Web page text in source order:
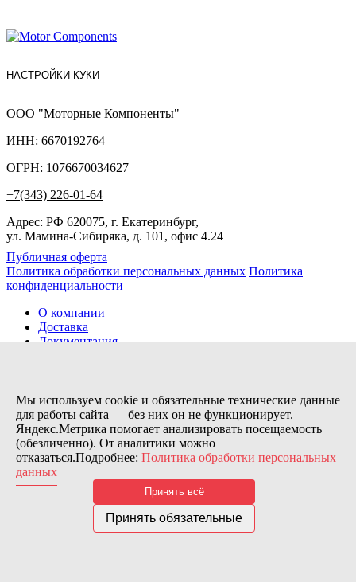
НАСТРОЙКИ КУКИ
ООО "Моторные Компоненты"
ИНН: 6670192764
ОГРН: 1076670034627
+7(343) 226-01-64
Адрес: РФ 620075, г. Екатеринбург,
ул. Мамина-Сибиряка, д. 101, офис 4.24
Публичная оферта
Политика обработки персональных данных Политика
конфиденциальности
О компании
Доставка
Документация
Контакты
Заказов сегодня / Всего
11173
Нас можно найти тут:
© 2026 Motor Components. Все права защищены
Дизайн и разработка сайта
Nice’
В связи с возникшими затруднениями с поставками из-за
Мы используем cookie и обязательные технические данные
для работы сайта — без них он не функционирует.
Яндекс.Метрика помогает анализировать посещаемость
(обезличенно). От аналитики можно
отказаться.Подробнее: Политика обработки персональных
данных
Принять всё
Принять обязательные